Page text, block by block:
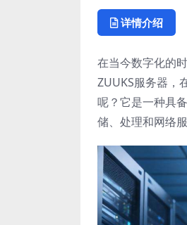
详情介绍
在当今数字化的
ZUUKS服务器，
呢？它是一种具
储、处理和网络